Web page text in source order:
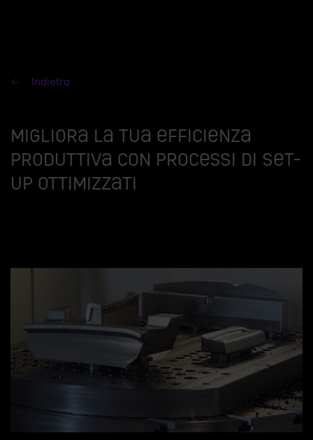
Indietro
Migliora la tua efficienza
produttiva con processi di set-
up ottimizzati